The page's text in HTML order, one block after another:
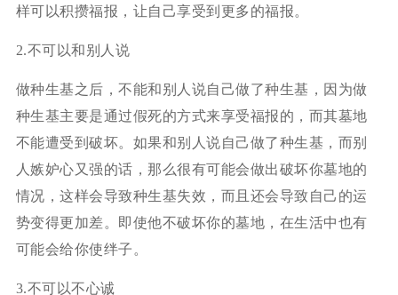
样可以积攒福报，让自己享受到更多的福报。
2.不可以和别人说
做种生基之后，不能和别人说自己做了种生基，因为做
种生基主要是通过假死的方式来享受福报的，而其墓地
不能遭受到破坏。如果和别人说自己做了种生基，而别
人嫉妒心又强的话，那么很有可能会做出破坏你墓地的
情况，这样会导致种生基失效，而且还会导致自己的运
势变得更加差。即使他不破坏你的墓地，在生活中也有
可能会给你使绊子。
3.不可以不心诚